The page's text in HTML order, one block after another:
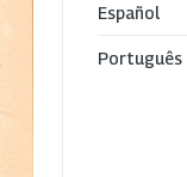
Español
Português